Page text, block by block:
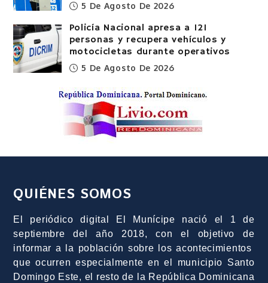
5 De Agosto De 2026
Policía Nacional apresa a 121
personas y recupera vehículos y
motocicletas durante operativos
5 De Agosto De 2026
QUIÉNES SOMOS
El periódico digital El Munícipe nació el 1 de
septiembre del año 2018, con el objetivo de
informar a la población sobre los acontecimientos
que ocurren especialmente en el municipio Santo
Domingo Este, el resto de la República Dominicana